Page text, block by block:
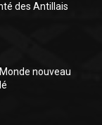
des Antillais
nouveau